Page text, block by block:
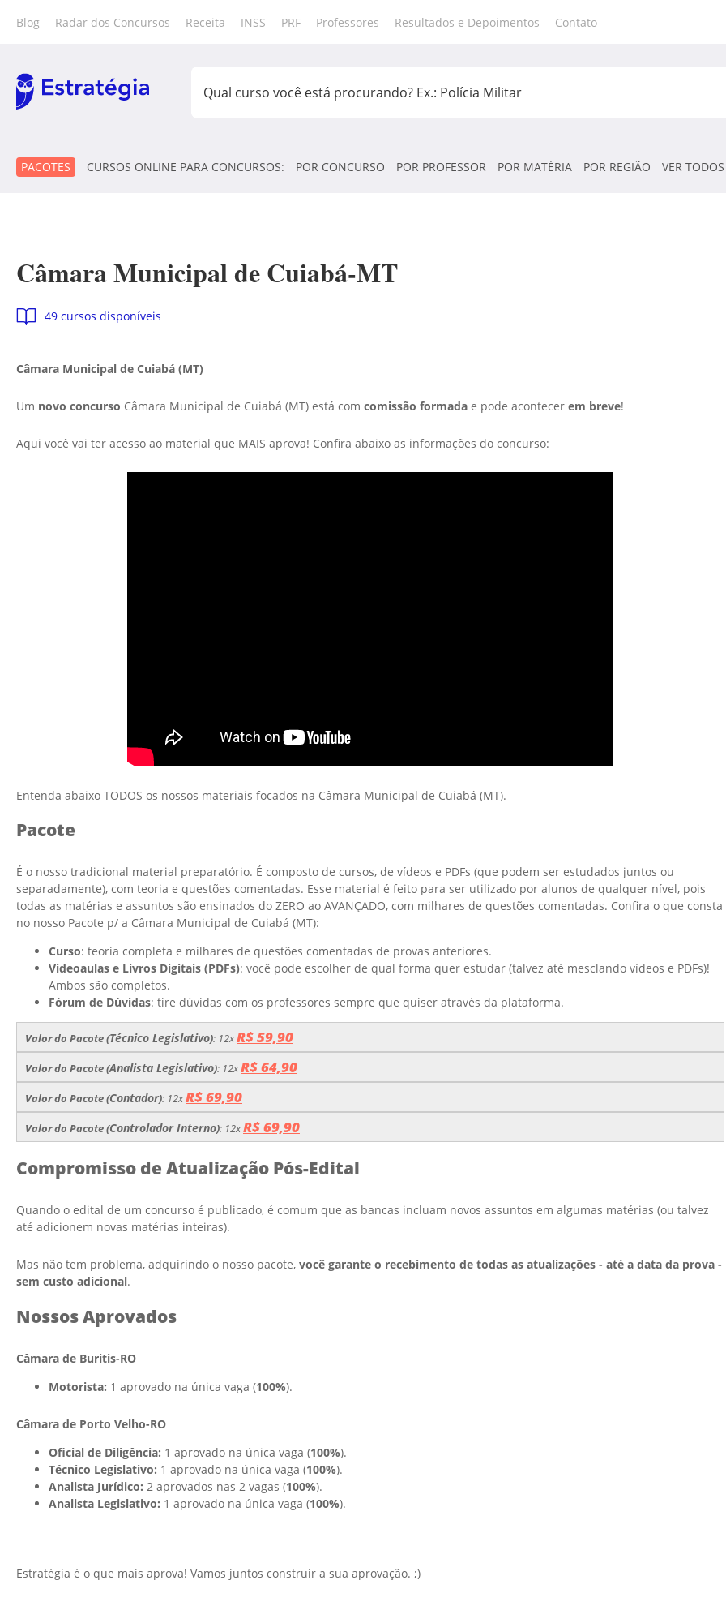
Blog Radar dos Concursos Receita INSS PRF Professores Resultados e Depoimentos Contato
PACOTES CURSOS ONLINE PARA CONCURSOS: POR CONCURSO POR PROFESSOR POR MATÉRIA POR REGIÃO VER TODOS
Câmara Municipal de Cuiabá-MT
49 cursos disponíveis
Câmara Municipal de Cuiabá (MT)
Um novo concurso Câmara Municipal de Cuiabá (MT) está com comissão formada e pode acontecer em breve!
Aqui você vai ter acesso ao material que MAIS aprova! Confira abaixo as informações do concurso:
Entenda abaixo TODOS os nossos materiais focados na Câmara Municipal de Cuiabá (MT).
Pacote
É o nosso tradicional material preparatório. É composto de cursos, de vídeos e PDFs (que podem ser estudados juntos ou
separadamente), com teoria e questões comentadas. Esse material é feito para ser utilizado por alunos de qualquer nível, pois
todas as matérias e assuntos são ensinados do ZERO ao AVANÇADO, com milhares de questões comentadas. Confira o que consta
no nosso Pacote p/ a Câmara Municipal de Cuiabá (MT):
Curso: teoria completa e milhares de questões comentadas de provas anteriores.
Videoaulas e Livros Digitais (PDFs): você pode escolher de qual forma quer estudar (talvez até mesclando vídeos e PDFs)!
Ambos são completos.
Fórum de Dúvidas: tire dúvidas com os professores sempre que quiser através da plataforma.
Valor do Pacote (Técnico Legislativo): 12xR$ 59,90
Valor do Pacote (Analista Legislativo): 12xR$ 64,90
Valor do Pacote (Contador): 12xR$ 69,90
Valor do Pacote (Controlador Interno): 12xR$ 69,90
Compromisso de Atualização Pós-Edital
Quando o edital de um concurso é publicado, é comum que as bancas incluam novos assuntos em algumas matérias (ou talvez
até adicionem novas matérias inteiras).
Mas não tem problema, adquirindo o nosso pacote, você garante o recebimento de todas as atualizações - até a data da prova -
sem custo adicional.
Nossos Aprovados
Câmara de Buritis-RO
Motorista: 1 aprovado na única vaga (100%).
Câmara de Porto Velho-RO
Oficial de Diligência: 1 aprovado na única vaga (100%).
Técnico Legislativo: 1 aprovado na única vaga (100%).
Analista Jurídico: 2 aprovados nas 2 vagas (100%).
Analista Legislativo: 1 aprovado na única vaga (100%).
Estratégia é o que mais aprova! Vamos juntos construir a sua aprovação. ;)